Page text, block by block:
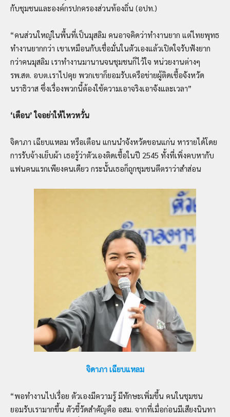
กับชุมชนและองค์กรปกครองส่วนท้องถิ่น (อปท.)
“คนส่วนใหญ่ในพื้นที่เป็นมุสลิม คนอาจคิดว่าทำงานยาก แต่ไทยพุทธ
ทำงานยากกว่า เขาเหมือนกับเชื่อมั่นในตัวเองแล้วเปิดใจรับฟังยาก
กว่าคนมุสลิม เราทำงานมานานจนชุมชนก็ไว้ใจ หน่วยงานต่างๆ
รพ.สต. อบต.เราไปคุย พวกเขาก็ยอมรับเครือข่ายผู้ติดเชื้อจังหวัด
นราธิวาส ซึ่งเรื่องพวกนี้ต้องใช้ความเอาจริงเอาจังและเวลา”
‘เตือน’ใจอย่าให้ไหวหวั่น
จิดาภา เฉียบแหลม หรือเตือน แกนนำจังหวัดขอนแก่น หารายได้โดย
การรับจ้างเย็บผ้า เธอรู้ว่าตัวเองติดเชื้อในปี 2545 ทั้งที่เพิ่งคบหากับ
แฟนคนแรกเพียงคนเดียว กระนั้นเธอก็ถูกชุมชนตีตราว่าสำส่อน
จิดาภา เฉียบแหลม
“พอทำงานไปเรื่อย ตัวเองมีความรู้ มีทักษะเพิ่มขึ้น คนในชุมชน
ยอมรับเรามากขึ้น ตัวชี้วัดสำคัญคือ อสม. จากที่เมื่อก่อนมีเสียงนินทา